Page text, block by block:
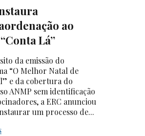
ao
Lá”
da emissão do
“O Melhor Natal de
e da cobertura do
ANMP sem identificação
a ERC anunciou
um processo de...